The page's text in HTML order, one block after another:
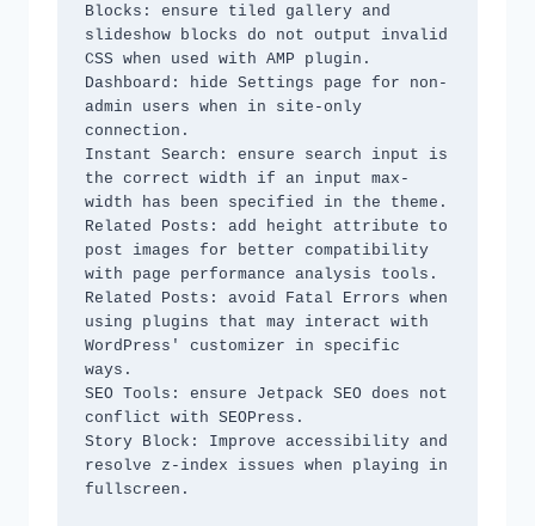
Blocks: ensure tiled gallery and
slideshow blocks do not output invalid
CSS when used with AMP plugin.
Dashboard: hide Settings page for non-
admin users when in site-only
connection.
Instant Search: ensure search input is
the correct width if an input max-
width has been specified in the theme.
Related Posts: add height attribute to
post images for better compatibility
with page performance analysis tools.
Related Posts: avoid Fatal Errors when
using plugins that may interact with
WordPress' customizer in specific
ways.
SEO Tools: ensure Jetpack SEO does not
conflict with SEOPress.
Story Block: Improve accessibility and
resolve z-index issues when playing in
fullscreen.